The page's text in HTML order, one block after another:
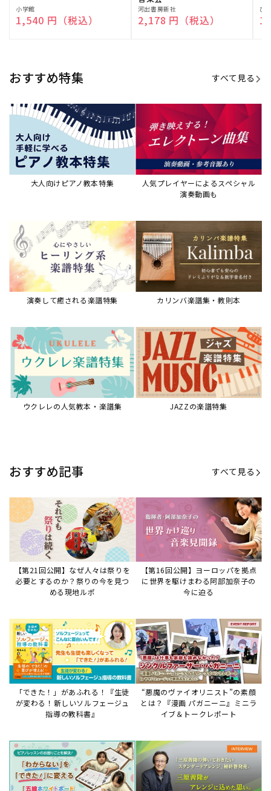
販
売
小学館
通常価格
1,540 円（税込）
販
売
河出書房新社
通常価格
2,178 円（税込）
販
売
ひ
おすすめ特集 すべて見る
大人向けピアノ教本特集
人気プレイヤーによるスペシャル
演奏動画も
演奏して癒される楽譜特集 カリンバ楽譜集・教則本
ウクレレの人気教本・楽譜集 JAZZの楽譜特集
おすすめ記事 すべて見る
【第21回公開】なぜ人々は祭りを
必要とするのか？祭りの今を見つ
める現地ルポ
【第16回公開】ヨーロッパを拠点
に世界を駆けまわる阿部加奈子の
今に迫る
「できた！」があふれる！『生徒
が変わる！新しいソルフェージュ
指導の教科書』
“悪魔のヴァイオリニスト”の素顔
とは？『漫画 パガニーニ』ミニラ
イブ＆トークレポート